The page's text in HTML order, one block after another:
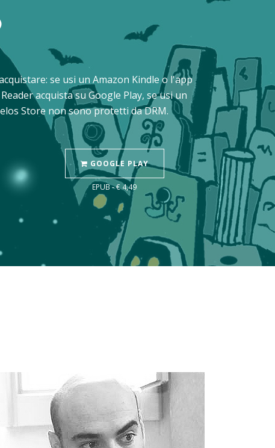
se usi un Amazon Kindle o l'app
acquista su Google Play, se usi un
Store non sono protetti da DRM.
GOOGLE PLAY
EPUB - € 4,49